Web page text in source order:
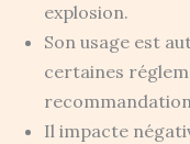
explosion.
Son usage est
certaines
Il impacte